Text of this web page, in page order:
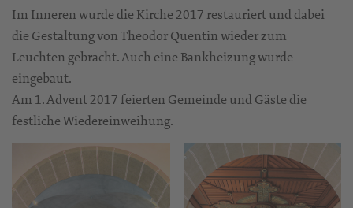
Im Inneren wurde die Kirche 2017 restauriert und dabei
die Gestaltung von Theodor Quentin wieder zum
Leuchten gebracht. Auch eine Bankheizung wurde
eingebaut.
Am 1. Advent 2017 feierten Gemeinde und Gäste die
festliche Wiedereinweihung.